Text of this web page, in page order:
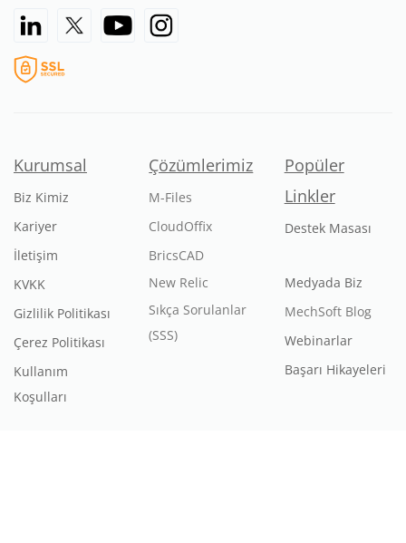
Kurumsal
Biz Kimiz
Kariyer
İletişim
KVKK
Gizlilik Politikası
Çerez Politikası
Kullanım
Koşulları
Çözümlerimiz
M-Files
CloudOffix
BricsCAD
New Relic
Sıkça Sorulanlar
(SSS)
Popüler
Linkler
Destek Masası
Medyada Biz
MechSoft Blog
Webinarlar
Başarı Hikayeleri